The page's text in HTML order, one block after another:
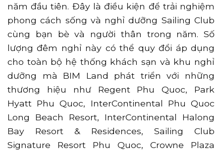
năm đầu tiên. Đây là điều kiện để trải nghiệm
phong cách sống và nghỉ dưỡng Sailing Club
cùng bạn bè và người thân trong năm. Số
lượng đêm nghỉ này có thể quy đổi áp dụng
cho toàn bộ hệ thống khách sạn và khu nghỉ
dưỡng mà BIM Land phát triển với những
thương hiệu như Regent Phu Quoc, Park
Hyatt Phu Quoc, InterContinental Phu Quoc
Long Beach Resort, InterContinental Halong
Bay Resort & Residences, Sailing Club
Signature Resort Phu Quoc, Crowne Plaza